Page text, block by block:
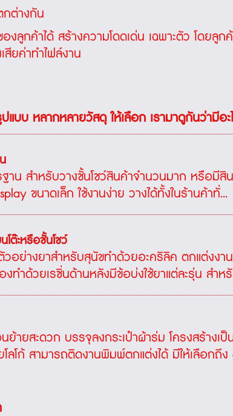
กต่างกัน
ลูกค้าได้ สร้างความโดดเด่น เฉพาะตัว โดยลู
สียค่าทำไฟล์งาน
แบบ หลากหลายวัสดุ ให้เลือก เรามาดูกันว่ามีอะ
าน สำหรับวางชั้นโชว์สินค้าจำนวนมาก หรือมี
ขนาดเล็ก ใช้งานง่าย วางได้ทั้งในร้านค้าทั่...
โต๊ะหรือชั้นโชว์
วอย่างยาสำหรับสุนัขทำด้วยอะคริลิค ตกแต่งง
ทำด้วยเรซิ่นด้านหลังมีข้อบ่งใช้ยาแต่ละรุ่น สำห
ายสะดวก บรรจุลงกระเป๋าผ้าร่ม โครงสร้างเ
ลโก้ สามารถติดงานพิมพ์ตกแต่งได้ มีให้เลือกถึง